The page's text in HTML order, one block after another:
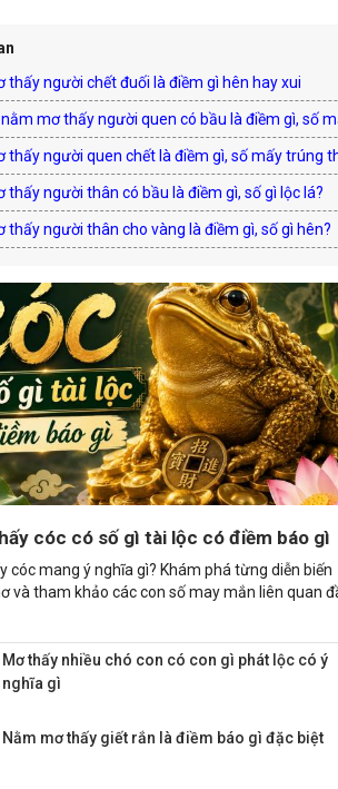
thấy người chết đuối là điềm gì hên hay xui
mơ thấy người quen có bầu là điềm gì, số
thấy người quen chết là điềm gì, số mấy trúng
thấy người thân có bầu là điềm gì, số gì lộc lá?
thấy người thân cho vàng là điềm gì, số gì hên?
cóc có số gì tài lộc có điềm báo gì
cóc mang ý nghĩa gì? Khám phá từng diễn biến
và tham khảo các con số may mắn liên quan
Mơ thấy nhiều chó con có con gì phát lộc có ý
nghĩa gì
Nằm mơ thấy giết rắn là điềm báo gì đặc biệt